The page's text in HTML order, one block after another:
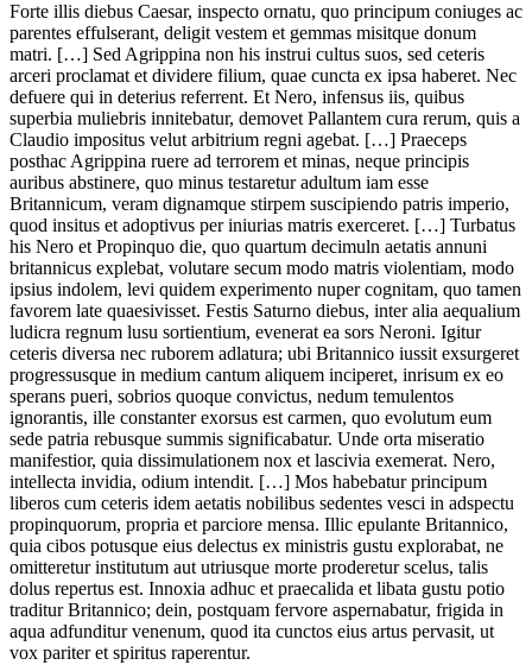
Forte illis diebus Caesar, inspecto ornatu, quo principum coniuges ac
parentes effulserant, deligit vestem et gemmas misitque donum
matri. […] Sed Agrippina non his instrui cultus suos, sed ceteris
arceri proclamat et dividere filium, quae cuncta ex ipsa haberet. Nec
defuere qui in deterius referrent. Et Nero, infensus iis, quibus
superbia muliebris innitebatur, demovet Pallantem cura rerum, quis a
Claudio impositus velut arbitrium regni agebat. […] Praeceps
posthac Agrippina ruere ad terrorem et minas, neque principis
auribus abstinere, quo minus testaretur adultum iam esse
Britannicum, veram dignamque stirpem suscipiendo patris imperio,
quod insitus et adoptivus per iniurias matris exerceret. […] Turbatus
his Nero et Propinquo die, quo quartum decimuln aetatis annuni
britannicus explebat, volutare secum modo matris violentiam, modo
ipsius indolem, levi quidem experimento nuper cognitam, quo tamen
favorem late quaesivisset. Festis Saturno diebus, inter alia aequalium
ludicra regnum lusu sortientium, evenerat ea sors Neroni. Igitur
ceteris diversa nec ruborem adlatura; ubi Britannico iussit exsurgeret
progressusque in medium cantum aliquem inciperet, inrisum ex eo
sperans pueri, sobrios quoque convictus, nedum temulentos
ignorantis, ille constanter exorsus est carmen, quo evolutum eum
sede patria rebusque summis significabatur. Unde orta miseratio
manifestior, quia dissimulationem nox et lascivia exemerat. Nero,
intellecta invidia, odium intendit. […] Mos habebatur principum
liberos cum ceteris idem aetatis nobilibus sedentes vesci in adspectu
propinquorum, propria et parciore mensa. Illic epulante Britannico,
quia cibos potusque eius delectus ex ministris gustu explorabat, ne
omitteretur institutum aut utriusque morte proderetur scelus, talis
dolus repertus est. Innoxia adhuc et praecalida et libata gustu potio
traditur Britannico; dein, postquam fervore aspernabatur, frigida in
aqua adfunditur venenum, quod ita cunctos eius artus pervasit, ut
vox pariter et spiritus raperentur.